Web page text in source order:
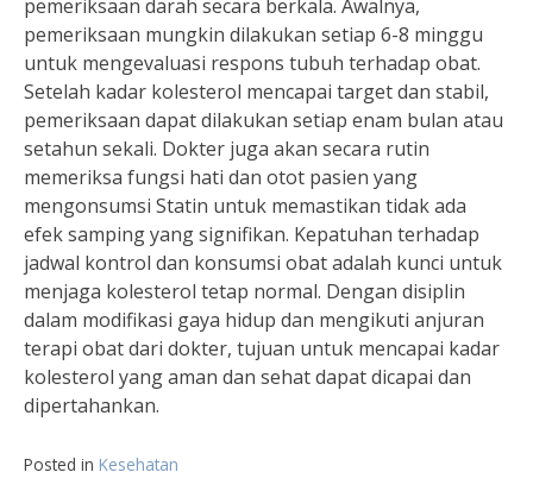
pemeriksaan darah secara berkala. Awalnya,
pemeriksaan mungkin dilakukan setiap 6-8 minggu
untuk mengevaluasi respons tubuh terhadap obat.
Setelah kadar kolesterol mencapai target dan stabil,
pemeriksaan dapat dilakukan setiap enam bulan atau
setahun sekali. Dokter juga akan secara rutin
memeriksa fungsi hati dan otot pasien yang
mengonsumsi Statin untuk memastikan tidak ada
efek samping yang signifikan. Kepatuhan terhadap
jadwal kontrol dan konsumsi obat adalah kunci untuk
menjaga kolesterol tetap normal. Dengan disiplin
dalam modifikasi gaya hidup dan mengikuti anjuran
terapi obat dari dokter, tujuan untuk mencapai kadar
kolesterol yang aman dan sehat dapat dicapai dan
dipertahankan.
Posted in Kesehatan